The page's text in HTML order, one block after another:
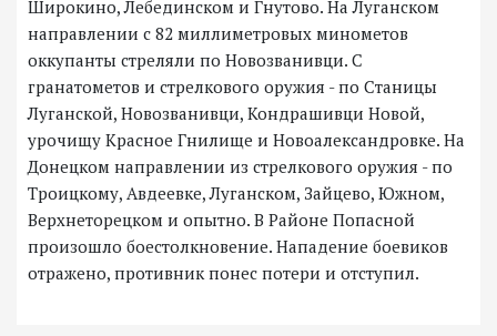
Широкино, Лебединском и Гнутово. На Луганском
направлении с 82 миллиметровых минометов
оккупанты стреляли по Новозванивци. С
гранатометов и стрелкового оружия - по Станицы
Луганской, Новозванивци, Кондрашивци Новой,
урочищу Красное Гнилище и Новоалександровке. На
Донецком направлении из стрелкового оружия - по
Троицкому, Авдеевке, Луганском, Зайцево, Южном,
Верхнеторецком и опытно. В Районе Попасной
произошло боестолкновение. Нападение боевиков
отражено, противник понес потери и отступил.